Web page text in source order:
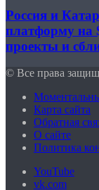
Россия и
платформу на
проекты и
© Все права
Карта сайта
Обратная
О сайте
Политика
YouTube
vk.com